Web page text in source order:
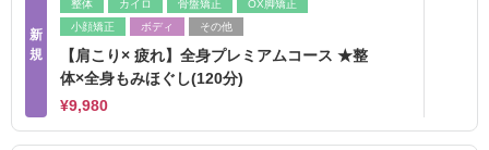
新
規
整体
カイロ 骨盤矯正
OX脚矯正
小顔矯正
ボディ その他
【肩こり× 疲れ】全身プレミアムコース ★整
体×全身もみほぐし(120分)
¥9,980